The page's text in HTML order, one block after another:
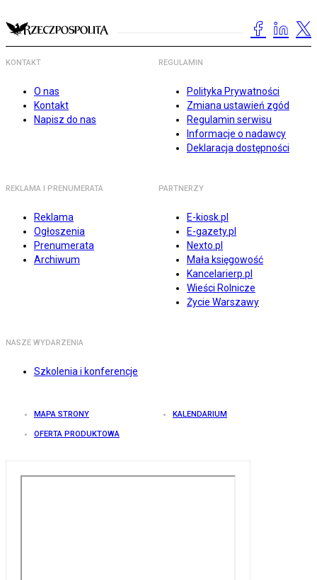
KONTAKT
O nas
Kontakt
Napisz do nas
REGULAMIN
Polityka Prywatności
Zmiana ustawień zgód
Regulamin serwisu
Informacje o nadawcy
Deklaracja dostępności
REKLAMA I PRENUMERATA
Reklama
Ogłoszenia
Prenumerata
Archiwum
PARTNERZY
E-kiosk.pl
E-gazety.pl
Nexto.pl
Mała księgowość
Kancelarierp.pl
Wieści Rolnicze
Życie Warszawy
NASZE WYDARZENIA
Szkolenia i konferencje
MAPA STRONY KALENDARIUM
OFERTA PRODUKTOWA